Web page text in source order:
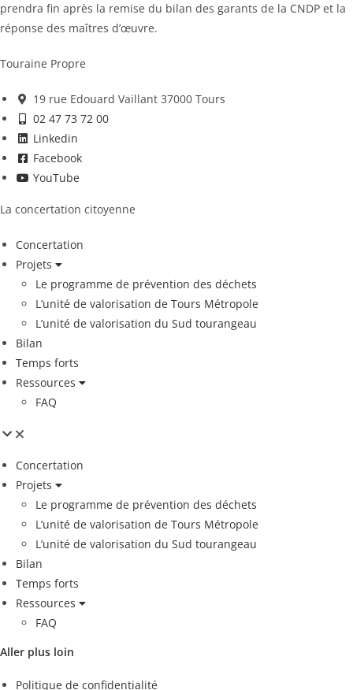
prendra fin après la remise du bilan des garants de la CNDP et la
réponse des maîtres d’œuvre.
Touraine Propre
19 rue Edouard Vaillant 37000 Tours
02 47 73 72 00
Linkedin
Facebook
YouTube
La concertation citoyenne
Concertation
Projets
Le programme de prévention des déchets
L’unité de valorisation de Tours Métropole
L’unité de valorisation du Sud tourangeau
Bilan
Temps forts
Ressources
FAQ
Concertation
Projets
Le programme de prévention des déchets
L’unité de valorisation de Tours Métropole
L’unité de valorisation du Sud tourangeau
Bilan
Temps forts
Ressources
FAQ
Aller plus loin
Politique de confidentialité